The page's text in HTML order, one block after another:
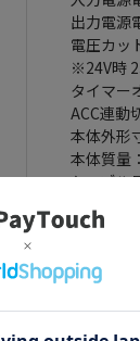
出力電源
電圧カッ
※24V時
タイマー
ACC連動
本体外
本体質量
ケーブル
電源
電源BOX